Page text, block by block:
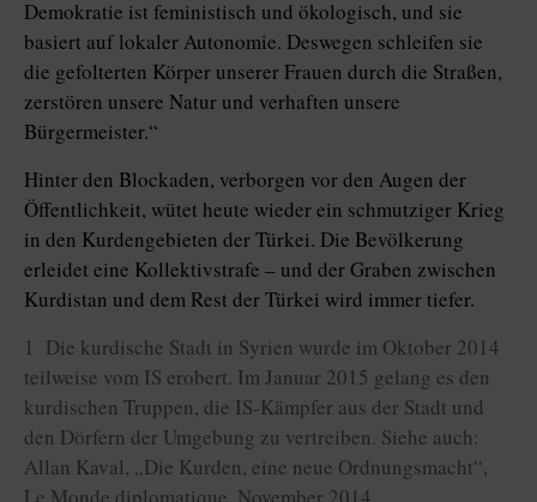
Demokratie ist feministisch und öko­logisch, und sie
basiert auf lokaler Autonomie. Deswegen schleifen sie
die gefolterten Körper unserer Frauen durch die Straßen,
zerstören unsere Natur und verhaften unsere
Bürgermeister.“
Hinter den Blockaden, verborgen vor den Augen der
Öffentlichkeit, wütet heute wieder ein schmutziger Krieg
in den Kurdengebieten der Türkei. Die Bevölkerung
erleidet eine Kollektivstrafe – und der Graben zwischen
Kurdistan und dem Rest der Türkei wird immer tiefer.
1 Die kurdische Stadt in Syrien wurde im Oktober 2014
teilweise vom IS erobert. Im Januar 2015 gelang es den
kurdischen Truppen, die IS-Kämpfer aus der Stadt und
den Dörfern der Umgebung zu vertreiben. Siehe auch:
Allan Kaval, „Die Kurden, eine neue Ordnungsmacht“,